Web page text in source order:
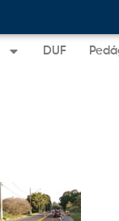
DUF